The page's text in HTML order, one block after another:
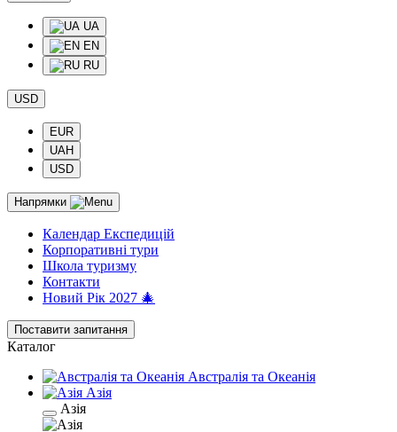
UA
EN
RU
USD
EUR
UAH
USD
Напрямки
Календар Експедицій
Корпоративні тури
Школа туризму
Контакти
Новий Рік 2027 🎄
Поставити запитання
Каталог
Австралія та Океанія
Азія
Азія